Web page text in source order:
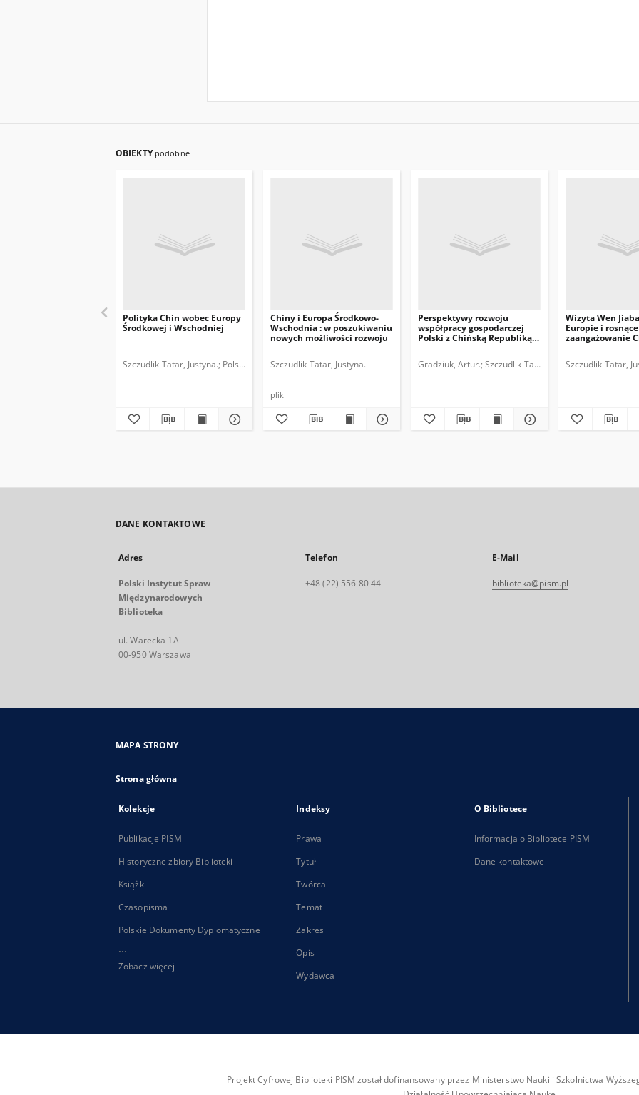
OBIEKTY podobne
Polityka Chin wobec Europy
Środkowej i Wschodniej
Szczudlik-Tatar, Justyna. Polski Instytut Spraw Międzynarodowych.
Chiny i Europa Środkowo-
Wschodnia : w poszukiwaniu
nowych możliwości rozwoju
Szczudlik-Tatar, Justyna.
plik
Perspektywy rozwoju
współpracy gospodarczej
Polski z Chińską Republiką
Gradziuk, Artur. Szczudlik-Tatar, Justyna. Polski
Wizyta Wen
Europie i rosnące
zaangażowanie
Szczudlik-Tatar,
DANE KONTAKTOWE
Adres
Polski Instytut Spraw
Międzynarodowych
Biblioteka
ul. Warecka 1A
00-950 Warszawa
Telefon
+48 (22) 556 80 44
E-Mail
biblioteka@pism.pl
MAPA STRONY
Strona główna
Kolekcje
Publikacje PISM
Historyczne zbiory Biblioteki
Książki
Czasopisma
Polskie Dokumenty Dyplomatyczne
...
Zobacz więcej
Indeksy
Prawa
Tytuł
Twórca
Temat
Zakres
Opis
Wydawca
O Bibliotece
Informacja o Bibliotece PISM
Dane kontaktowe
Projekt Cyfrowej Biblioteki PISM został dofinansowany przez Ministerstwo Nauki i Szkolnictwa